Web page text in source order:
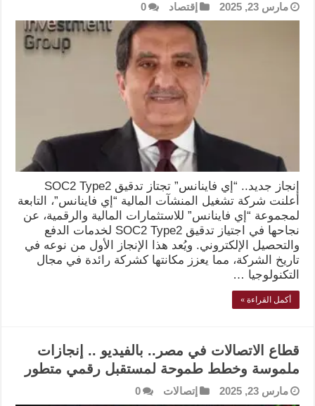
مارس 23, 2025 إقتصاد 0
إنجاز جديد.. “إي فاينانس” تجتاز تدقيق SOC2 Type2
أعلنت شركة تشغيل المنشآت المالية “إي فاينانس”، التابعة
لمجموعة “إي فاينانس” للاستثمارات المالية والرقمية، عن
نجاحها في اجتياز تدقيق SOC2 Type2 لخدمات الدفع
والتحصيل الإلكتروني. ويُعد هذا الإنجاز الأول من نوعه في
تاريخ الشركة، مما يعزز مكانتها كشركة رائدة في مجال
التكنولوجيا …
أكمل القراءة »
قطاع الاتصالات في مصر.. بالفيديو .. إنجازات
ملموسة وخطط طموحة لمستقبل رقمي متطور
مارس 23, 2025 إتصالات 0